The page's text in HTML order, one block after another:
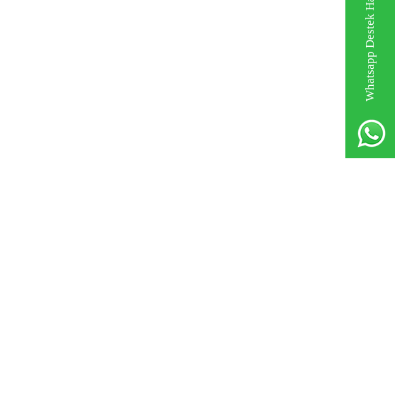
Whatsapp Destek Hattı